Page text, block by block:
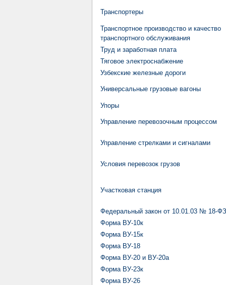
Транспортеры
Транспортное производство и качество
транспортного обслуживания
Труд и заработная плата
Тяговое электроснабжение
Узбекские железные дороги
Универсальные грузовые вагоны
Упоры
Управление перевозочным процессом
Управление стрелками и сигналами
Условия перевозок грузов
Участковая станция
Федеральный закон от 10.01.03 № 18-ФЗ
Форма ВУ-10к
Форма ВУ-15к
Форма ВУ-18
Форма ВУ-20 и ВУ-20а
Форма ВУ-23к
Форма ВУ-26